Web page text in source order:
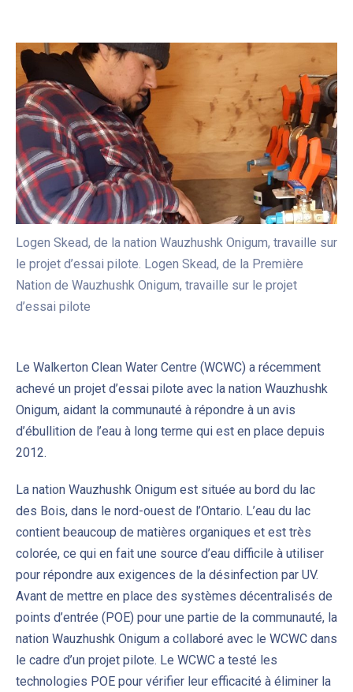
Logen Skead, de la nation Wauzhushk Onigum, travaille sur
le projet d’essai pilote. Logen Skead, de la Première
Nation de Wauzhushk Onigum, travaille sur le projet
d’essai pilote
Le Walkerton Clean Water Centre (WCWC) a récemment
achevé un projet d’essai pilote avec la nation Wauzhushk
Onigum, aidant la communauté à répondre à un avis
d’ébullition de l’eau à long terme qui est en place depuis
2012.
La nation Wauzhushk Onigum est située au bord du lac
des Bois, dans le nord-ouest de l’Ontario. L’eau du lac
contient beaucoup de matières organiques et est très
colorée, ce qui en fait une source d’eau difficile à utiliser
pour répondre aux exigences de la désinfection par UV.
Avant de mettre en place des systèmes décentralisés de
points d’entrée (POE) pour une partie de la communauté, la
nation Wauzhushk Onigum a collaboré avec le WCWC dans
le cadre d’un projet pilote. Le WCWC a testé les
technologies POE pour vérifier leur efficacité à éliminer la